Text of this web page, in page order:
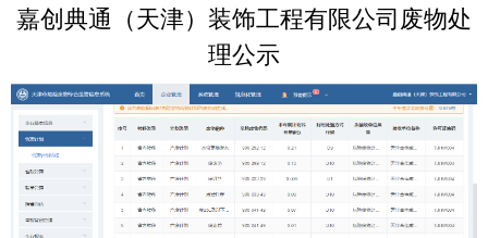
嘉创典通（天津）装饰工程有限公司废物处
理公示